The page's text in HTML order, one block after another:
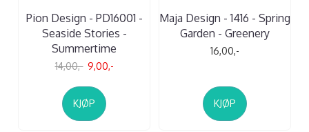
Pion Design - PD16001 -
Seaside Stories -
Summertime
14,00,- 9,00,-
KJØP
Maja Design - 1416 - Spring
Garden - Greenery
16,00,-
KJØP